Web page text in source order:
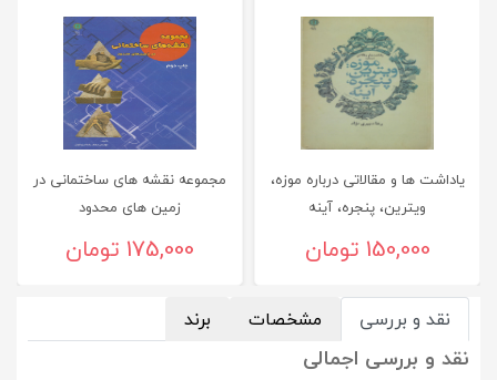
یاداشت ها و مقالاتی درباره موزه،
ویترین، پنجره، آینه
150,000 تومان
مجموعه نقشه های ساختمانی در
زمین های محدود
175,000 تومان
نقد و بررسی مشخصات برند
نقد و بررسی اجمالی